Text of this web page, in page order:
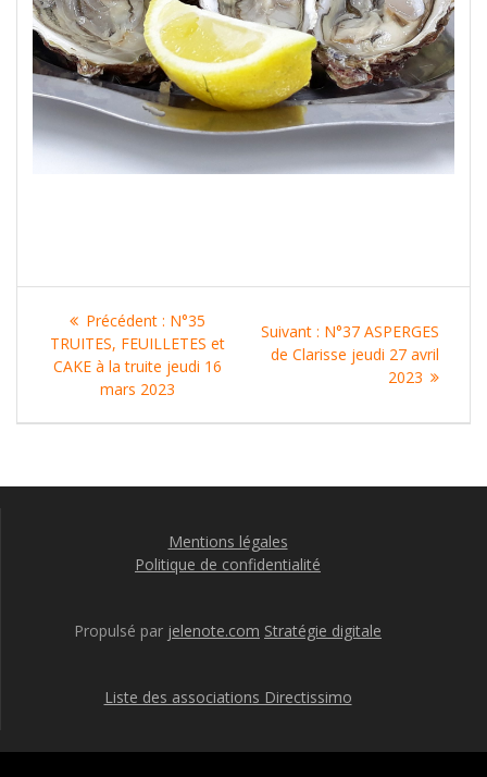
Navigation
de
l’article
Précédent : Article
précédent
:
N°35
TRUITES, FEUILLETES et
CAKE à la truite jeudi 16
mars 2023
Suivant : Article
suivant
N°37 ASPERGES
de Clarisse jeudi 27 avril
2023
Mentions légales
Politique de confidentialité
Propulsé par jelenote.com Stratégie digitale
Liste des associations Directissimo